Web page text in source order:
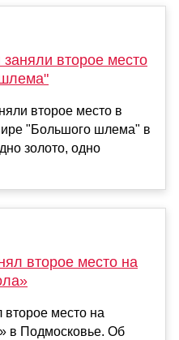
второе место
второе место в
"Большого шлема" в
золото, одно
второе место на
второе место на
в Подмосковье. Об